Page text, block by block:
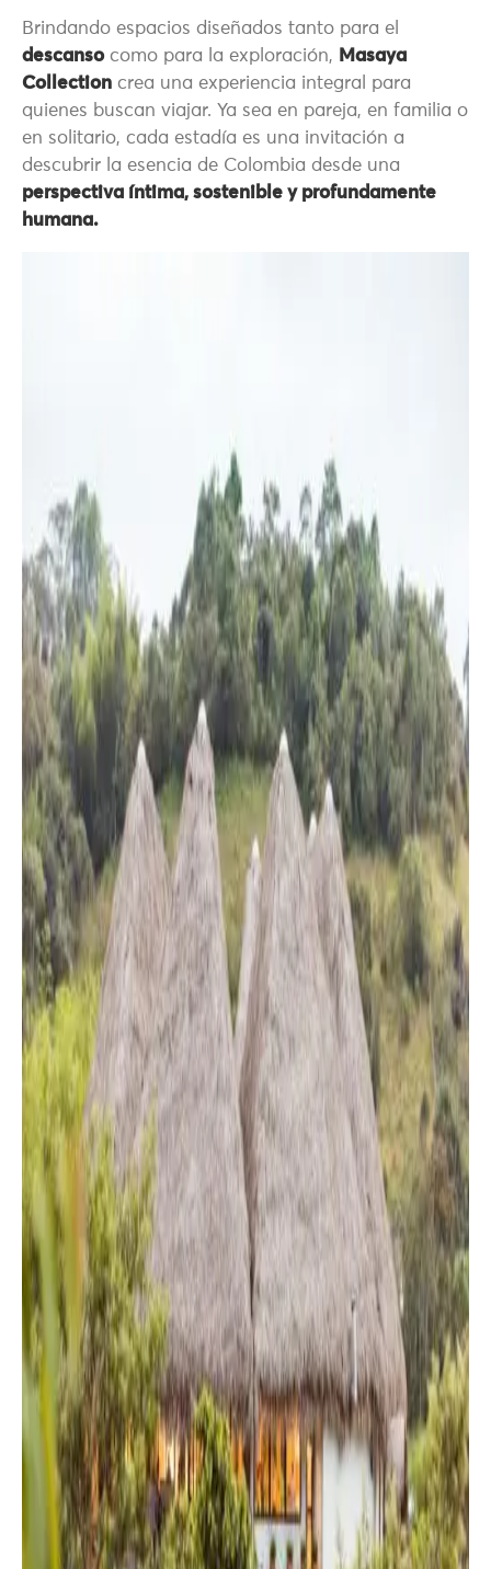
Brindando espacios diseñados tanto para el
descansocomo para la exploración, Masaya
Collection crea una experiencia integral para
quienes buscan viajar. Ya sea en pareja, en familia o
en solitario, cada estadía es una invitación a
descubrir la esencia de Colombia desde una
perspectiva íntima, sostenible y profundamente
humana.